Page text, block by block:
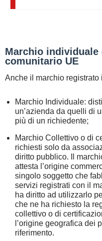
Marchio
comunitario UE
Anche il marchio
Marchio Individuale:
un’azienda da quelli di
più di un richiedente;
Marchio Collettivo o di
richiesti solo da
diritto pubblico. Il
attesta l’origine
singolo soggetto che
servizi registrati con il
ha diritto ad utilizzarlo
che ne ha richiesto la
collettivo o di
l’origine geografica dei
riferimento.